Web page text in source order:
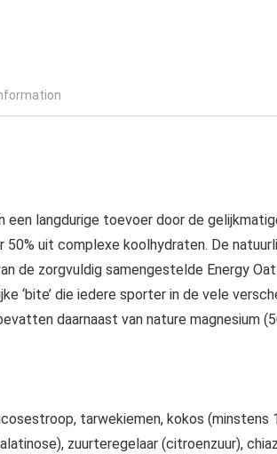
een langdurige toevoer door de
50% uit complexe koolhydraten. De
de zorgvuldig samengestelde Energy
‘bite’ die iedere sporter in de vele
daarnaast van nature magnesium
tarwekiemen, kokos (minstens
zuurteregelaar (citroenzuur),